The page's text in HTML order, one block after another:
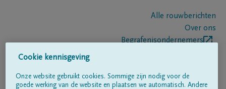
Alle rouwberichten
Over ons
Begrafenisondernemers
Cookie kennisgeving
Onze website gebruikt cookies. Sommige zijn nodig voor de
goede werking van de website en plaatsen we automatisch. Andere